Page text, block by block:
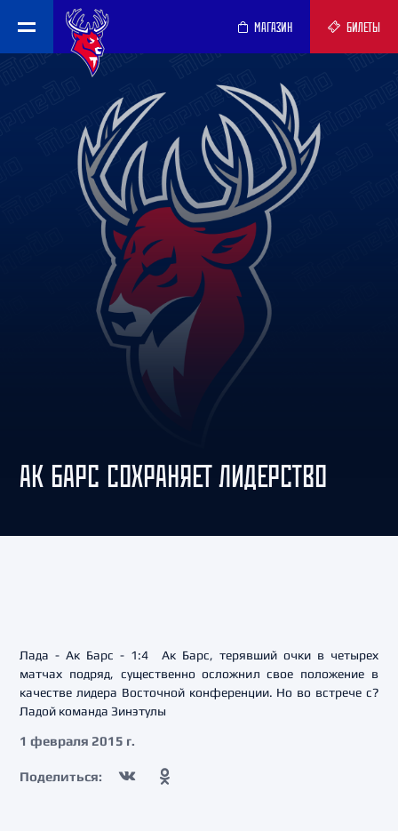
МАГАЗИН БИЛЕТЫ
АК БАРС СОХРАНЯЕТ ЛИДЕРСТВО
Лада - Ак Барс - 1:4 Ак Барс, терявший очки в четырех
матчах подряд, существенно осложнил свое положение в
качестве лидера Восточной конференции. Но во встрече с?
Ладой команда Зинэтулы
1 февраля 2015 г.
Поделиться: